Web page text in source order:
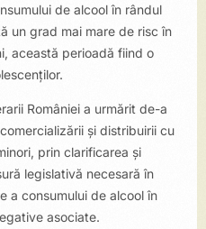
de alcool în rândul
un grad mai mare de risc în
această perioadă fiind o
României a urmărit de-a
și distribuirii cu
prin clarificarea și
legislativă necesară în
a consumului de alcool în
asociate.